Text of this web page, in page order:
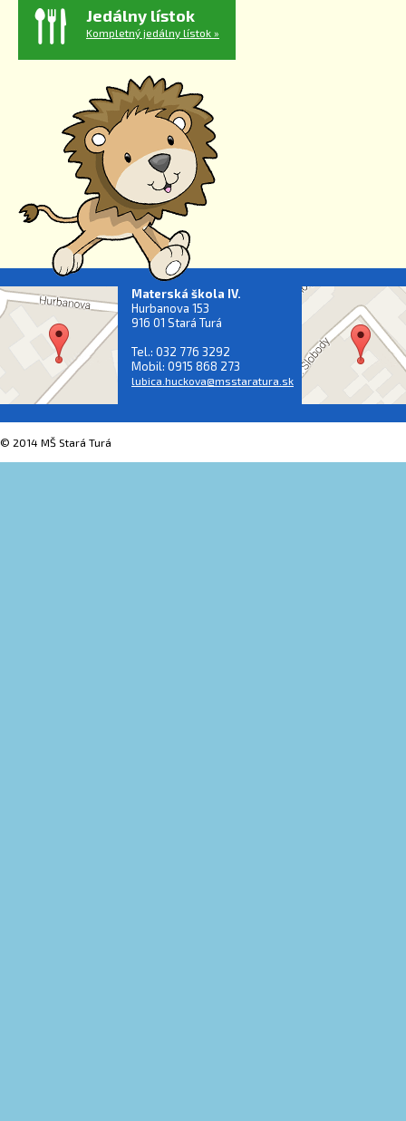
Jedálny lístok
Kompletný jedálny lístok »
Materská škola IV.
Hurbanova 153
916 01 Stará Turá
Tel.: 032 776 3292
Mobil: 0915 868 273
lubica.huckova@msstaratura.sk
© 2014 MŠ Stará Turá